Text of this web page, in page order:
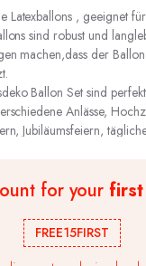
, geeignet
sind robust und
machen,dass der
Ballon Set sind
Anlässe,
Jubiläumsfeiern,
for yourfirst
FREE15FIRST